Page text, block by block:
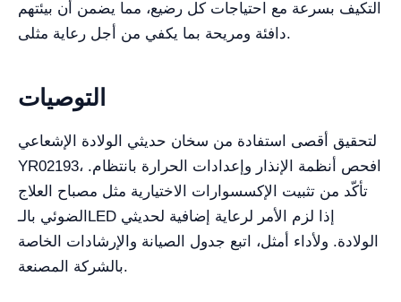
التكيف بسرعة مع احتياجات كل رضيع، مما يضمن أن بيئتهم
دافئة ومريحة بما يكفي من أجل رعاية مثلى.
التوصيات
لتحقيق أقصى استفادة من سخان حديثي الولادة الإشعاعي
YR02193، افحص أنظمة الإنذار وإعدادات الحرارة بانتظام.
تأكّد من تثبيت الإكسسوارات الاختيارية مثل مصباح العلاج
الضوئي بالـLED إذا لزم الأمر لرعاية إضافية لحديثي
الولادة. ولأداء أمثل، اتبع جدول الصيانة والإرشادات الخاصة
بالشركة المصنعة.